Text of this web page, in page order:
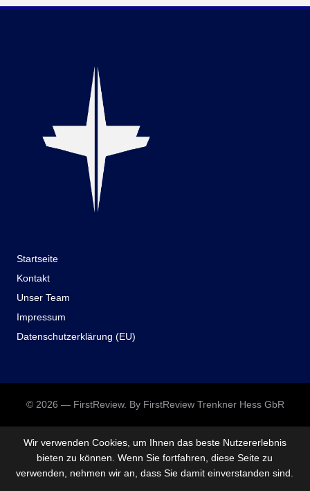
Startseite
Kontakt
Unser Team
Impressum
Datenschutzerklärung (EU)
© 2026 — FirstReview. By FirstReview Trenkner Hess GbR
Wir verwenden Cookies, um Ihnen das beste Nutzererlebnis
bieten zu können. Wenn Sie fortfahren, diese Seite zu
verwenden, nehmen wir an, dass Sie damit einverstanden sind.